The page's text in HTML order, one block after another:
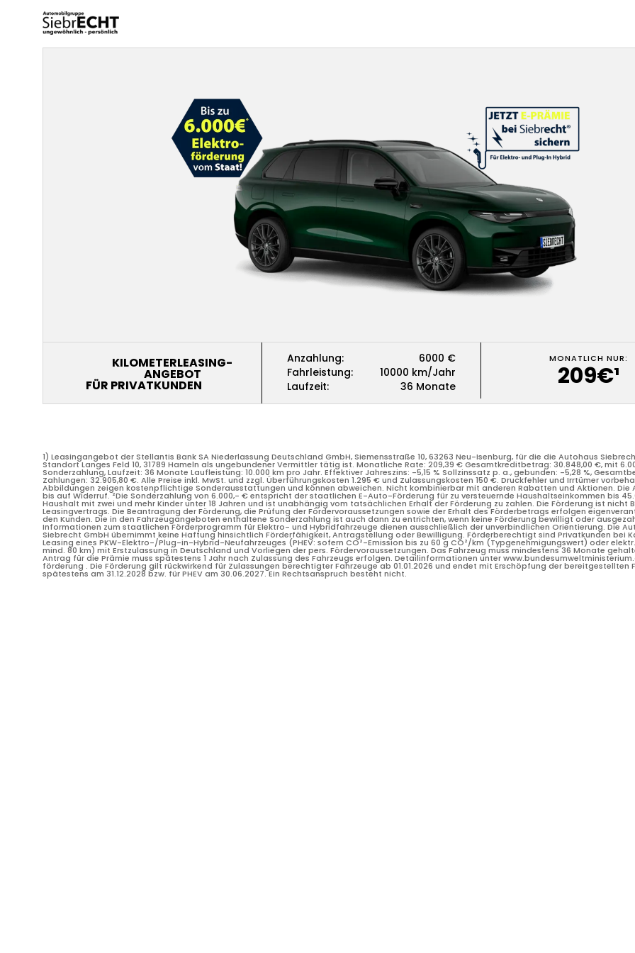
KILOMETERLEASING-
ANGEBOT
FÜR PRIVATKUNDEN
Anzahlung: 6000 €
Fahrleistung: 10000 km/Jahr
Laufzeit: 36 Monate
MONATLICH NUR:
209€¹
KILOMETERLEASING-
ANGEBOT
Anzahlung: 6000€
Fahrleistung
10000km/Jahr
MONATLICH NUR
209€¹
1) Leasingangebot der Stellantis Bank SA Niederlassung Deutschland GmbH, Siemensstraße 10, 63263 Neu-Isenburg, für die die Autohaus
Standort Langes Feld 10, 31789 Hameln als ungebundener Vermittler tätig ist. Monatliche Rate: 209,39 € Gesamtkreditbetrag: 30.848,00 €, mit
Sonderzahlung, Laufzeit: 36 Monate Laufleistung: 10.000 km pro Jahr. Effektiver Jahreszins: -5,15 % Sollzinssatz p. a., gebunden: -5,28 %,
Zahlungen: 32.905,80 €. Alle Preise inkl. MwSt. und zzgl. Überführungskosten 1.295 € und Zulassungskosten 150 €. Druckfehler und Irrtümer
Abbildungen zeigen kostenpflichtige Sonderausstattungen und können abweichen. Nicht kombinierbar mit anderen Rabatten und Aktionen. Die
bis auf Widerruf. ²Die Sonderzahlung von 6.000,- € entspricht der staatlichen E-Auto-Förderung für zu versteuernde Haushaltseinkommen bis
Haushalt mit zwei und mehr Kinder unter 18 Jahren und ist unabhängig vom tatsächlichen Erhalt der Förderung zu zahlen. Die Förderung ist nicht
Leasingvertrags. Die Beantragung der Förderung, die Prüfung der Fördervoraussetzungen sowie der Erhalt des Förderbetrags erfolgen
den Kunden. Die in den Fahrzeugangeboten enthaltene Sonderzahlung ist auch dann zu entrichten, wenn keine Förderung bewilligt oder
Informationen zum staatlichen Förderprogramm für Elektro- und Hybridfahrzeuge dienen ausschließlich der unverbindlichen Orientierung. Die
Siebrecht GmbH übernimmt keine Haftung hinsichtlich Förderfähigkeit, Antragstellung oder Bewilligung. Förderberechtigt sind Privatkunden bei
Leasing eines PKW-Elektro-/Plug-in-Hybrid-Neufahrzeuges (PHEV: sofern CO²-Emission bis zu 60 g CO²/km (Typgenehmigungswert) oder
mind. 80 km) mit Erstzulassung in Deutschland und Vorliegen der pers. Fördervoraussetzungen. Das Fahrzeug muss mindestens 36 Monate
Antrag für die Prämie muss spätestens 1 Jahr nach Zulassung des Fahrzeugs erfolgen. Detailinformationen unter
förderung . Die Förderung gilt rückwirkend für Zulassungen berechtigter Fahrzeuge ab 01.01.2026 und endet mit Erschöpfung der bereitgestellten
spätestens am 31.12.2028 bzw. für PHEV am 30.06.2027. Ein Rechtsanspruch besteht nicht.
bis auf Widerruf. ²Die Sonderzahlung von 6.000,- € entspricht der staatlichen E-Auto-Förderung für zu versteuernde Haushaltseinkommen bis
Haushalt mit zwei und mehr Kinder unter 18 Jahren und ist unabhängig vom tatsächlichen Erhalt der Förderung zu zahlen. Die Förderung ist nicht
Leasingvertrags. Die Beantragung der Förderung, die Prüfung der Fördervoraussetzungen sowie der Erhalt des Förderbetrags erfolgen
den Kunden. Die in den Fahrzeugangeboten enthaltene Sonderzahlung ist auch dann zu entrichten, wenn keine Förderung bewilligt oder
Informationen zum staatlichen Förderprogramm für Elektro- und Hybridfahrzeuge dienen ausschließlich der unverbindlichen Orientierung. Die
Siebrecht GmbH übernimmt keine Haftung hinsichtlich Förderfähigkeit, Antragstellung oder Bewilligung. Förderberechtigt sind Privatkunden bei
Leasing eines PKW-Elektro-/Plug-in-Hybrid-Neufahrzeuges (PHEV: sofern CO²-Emission bis zu 60 g CO²/km (Typgenehmigungswert) oder
mind. 80 km) mit Erstzulassung in Deutschland und Vorliegen der pers. Fördervoraussetzungen. Das Fahrzeug muss mindestens 36 Monate
Antrag für die Prämie muss spätestens 1 Jahr nach Zulassung des Fahrzeugs erfolgen. Detailinformationen unter
förderung . Die Förderung gilt rückwirkend für Zulassungen berechtigter Fahrzeuge ab 01.01.2026 und endet mit Erschöpfung der bereitgestellten
spätestens am 31.12.2028 bzw. für PHEV am 30.06.2027. Ein Rechtsanspruch besteht nicht.